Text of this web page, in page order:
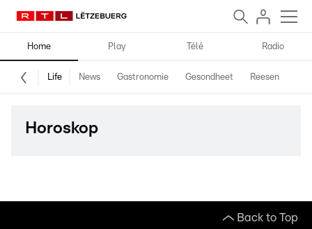
Home Play Télé Radio
Life News Gastronomie Gesondheet Reesen
Horoskop
Back to Top